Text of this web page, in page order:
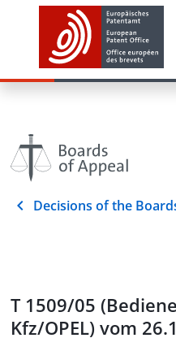
Decisions of the
T 1509/05
Kfz/OPEL) vom